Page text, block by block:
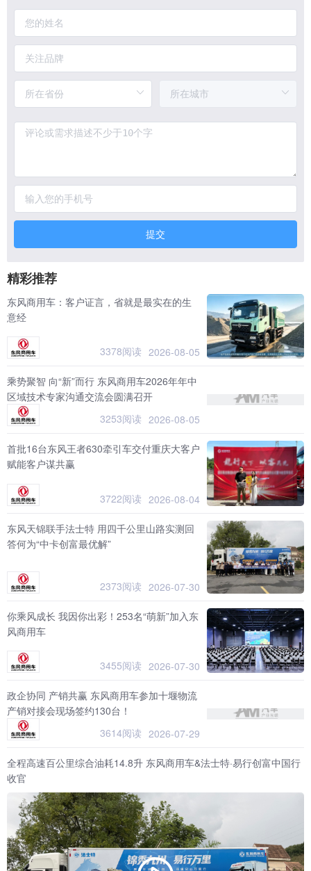
提交
精彩推荐
东风商用车：客户证言，省就是最实在的生
意经
3378阅读 2026-08-05
乘势聚智 向“新”而行 东风商用车2026年年中
区域技术专家沟通交流会圆满召开
3253阅读 2026-08-05
首批16台东风王者630牵引车交付重庆大客户
赋能客户谋共赢
3722阅读 2026-08-04
东风天锦联手法士特 用四千公里山路实测回
答何为“中卡创富最优解”
2373阅读 2026-07-30
你乘风成长 我因你出彩！253名“萌新”加入东
风商用车
3455阅读 2026-07-30
政企协同 产销共赢 东风商用车参加十堰物流
产销对接会现场签约130台！
3614阅读 2026-07-29
全程高速百公里综合油耗14.8升 东风商用车&法士特·易行创富中国行
收官